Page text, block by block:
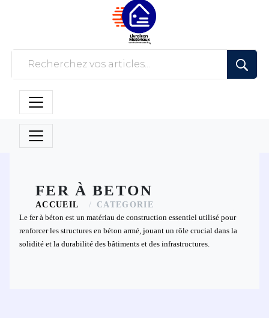
FER À BETON
ACCUEIL
CATEGORIE
Le fer à béton est un matériau de construction essentiel utilisé pour
renforcer les structures en béton armé, jouant un rôle crucial dans la
solidité et la durabilité des bâtiments et des infrastructures.